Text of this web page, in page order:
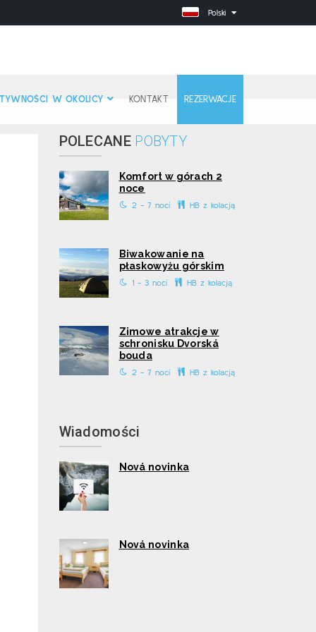
Polski
W OKOLICY KONTAKT REZERWACJE
POLECANEPOBYTY
Komfort w górach 2
noce
2 - 7 nocí HB z kolacją
Biwakowanie na
płaskowyżu górskim
1 - 3 nocí HB z kolacją
Zimowe atrakcje w
schronisku Dvorská
bouda
2 - 7 nocí HB z kolacją
Wiadomości
Nová novinka
Nová novinka